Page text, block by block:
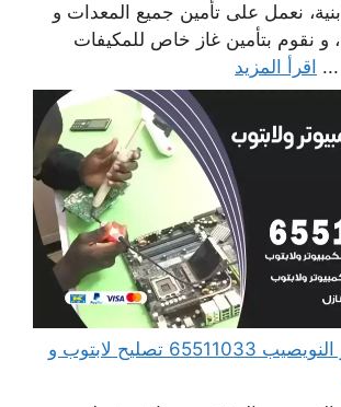
نعمل على تأمين جميع المعدات و
، و نقوم بتأمين غاز خاص للمكيفات
... اقرأ المزيد
مهندس كمبيوتر النويصيب 65511033 تصليح لابتوب و